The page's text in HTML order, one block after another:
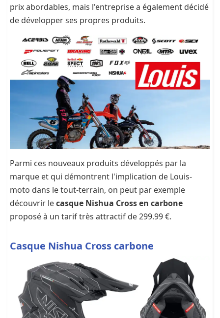
prix abordables, mais l'entreprise a également décidé
de développer ses propres produits.
Parmi ces nouveaux produits développés par la
marque et qui démontrent l'implication de Louis-
moto dans le tout-terrain, on peut par exemple
découvrir lecasque Nishua Cross en carbone
proposé à un tarif très attractif de 299.99 €.
Casque Nishua Cross carbone